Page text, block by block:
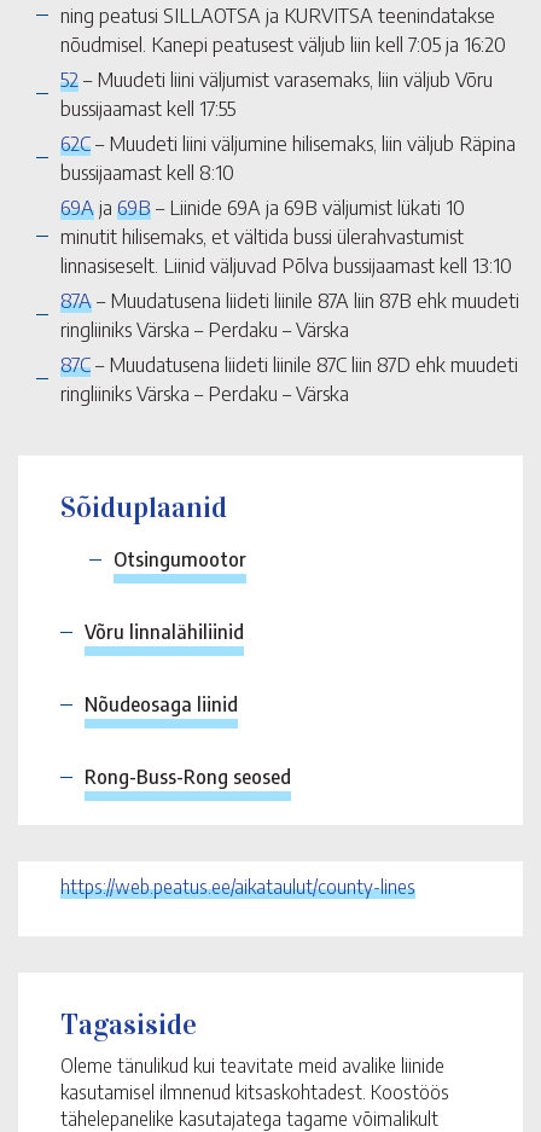
ning peatusi SILLAOTSA ja KURVITSA teenindatakse
nõudmisel. Kanepi peatusest väljub liin kell 7:05 ja 16:20
52– Muudeti liini väljumist varasemaks, liin väljub Võru
bussijaamast kell 17:55
62C– Muudeti liini väljumine hilisemaks, liin väljub Räpina
bussijaamast kell 8:10
69Aja 69B– Liinide 69A ja 69B väljumist lükati 10
minutit hilisemaks, et vältida bussi ülerahvastumist
linnasiseselt. Liinid väljuvad Põlva bussijaamast kell 13:10
87A– Muudatusena liideti liinile 87A liin 87B ehk muudeti
ringliiniks Värska – Perdaku – Värska
87C– Muudatusena liideti liinile 87C liin 87D ehk muudeti
ringliiniks Värska – Perdaku – Värska
Sõiduplaanid
Otsingumootor
Võru linnalähiliinid
Nõudeosaga liinid
Rong-Buss-Rong seosed
https://web.peatus.ee/aikataulut/county-lines
Tagasiside
Oleme tänulikud kui teavitate meid avalike liinide
kasutamisel ilmnenud kitsaskohtadest. Koostöös
tähelepanelike kasutajatega tagame võimalikult